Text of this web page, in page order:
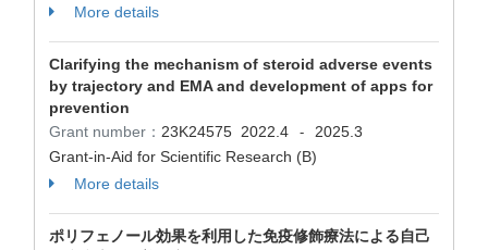
More details
Clarifying the mechanism of steroid adverse events
by trajectory and EMA and development of apps for
prevention
Grant number： 23K24575 2022.4 -
2025.3
Grant-in-Aid for Scientific Research (B)
More details
ポリフェノール効果を利用した免疫修飾療法による自己